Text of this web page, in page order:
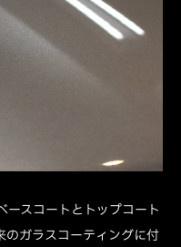
ースコートとトップコート
のガラスコーティングに付